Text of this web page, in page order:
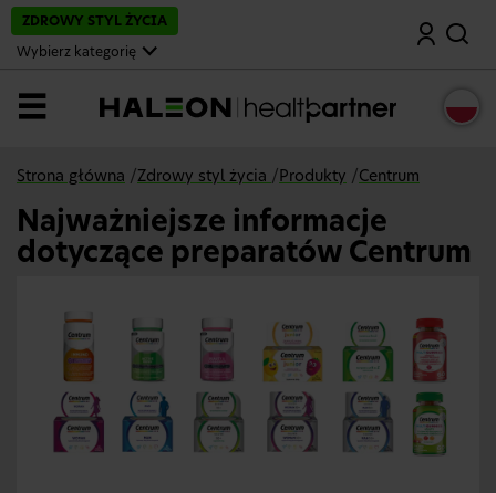
ZDROWY STYL ŻYCIA
Wybierz kategorię
Wyszukaj
MENU
Strona główna /Zdrowy styl życia / Produkty / Centrum
Najważniejsze informacje
dotyczące preparatów Centrum